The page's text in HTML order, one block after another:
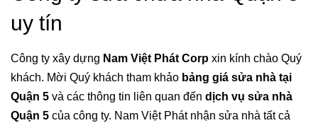
uy tín
Công ty xây dựng Nam Việt Phát Corp xin kính chào Quý
khách. Mời Quý khách tham khảo bảng giá sửa nhà tại
Quận 5 và các thông tin liên quan đến dịch vụ sửa nhà
Quận 5 của công ty. Nam Việt Phát nhận sửa nhà tất cả